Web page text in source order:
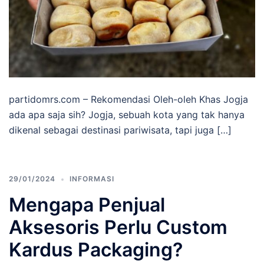
partidomrs.com – Rekomendasi Oleh-oleh Khas Jogja
ada apa saja sih? Jogja, sebuah kota yang tak hanya
dikenal sebagai destinasi pariwisata, tapi juga […]
29/01/2024 INFORMASI
Mengapa Penjual
Aksesoris Perlu Custom
Kardus Packaging?